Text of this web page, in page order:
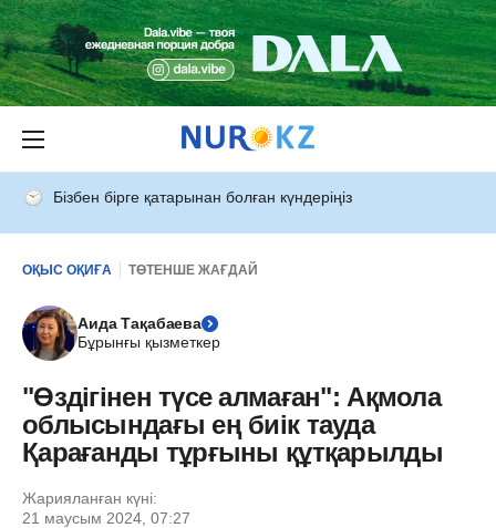
Бізбен бірге қатарынан болған күндеріңіз
ОҚЫС ОҚИҒА ТӨТЕНШЕ ЖАҒДАЙ
Аида Тақабаева
Бұрынғы қызметкер
"Өздігінен түсе алмаған": Ақмола
облысындағы ең биік тауда
Қарағанды тұрғыны құтқарылды
Жарияланған күні:
21 маусым 2024, 07:27